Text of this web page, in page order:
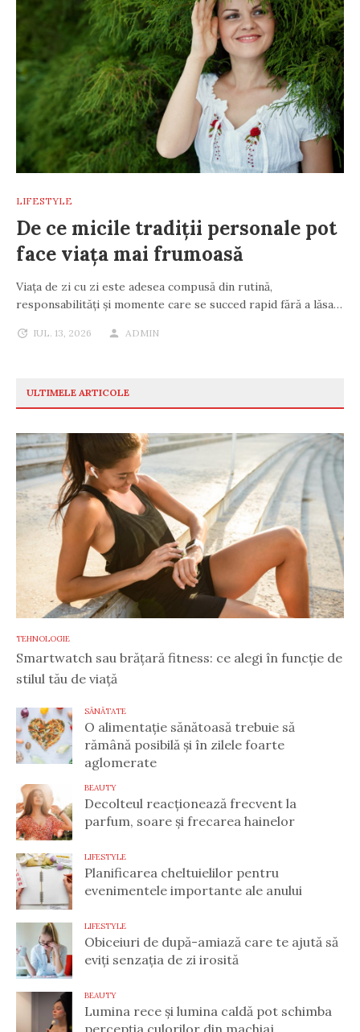
LIFESTYLE
De ce micile tradiții personale pot
face viața mai frumoasă
Viața de zi cu zi este adesea compusă din rutină,
responsabilități și momente care se succed rapid fără a lăsa…
IUL. 13, 2026 ADMIN
ULTIMELE ARTICOLE
TEHNOLOGIE
Smartwatch sau brățară fitness: ce alegi în funcție de
stilul tău de viață
SĂNĂTATE
O alimentație sănătoasă trebuie să
rămână posibilă și în zilele foarte
aglomerate
BEAUTY
Decolteul reacționează frecvent la
parfum, soare și frecarea hainelor
LIFESTYLE
Planificarea cheltuielilor pentru
evenimentele importante ale anului
LIFESTYLE
Obiceiuri de după-amiază care te ajută să
eviți senzația de zi irosită
BEAUTY
Lumina rece și lumina caldă pot schimba